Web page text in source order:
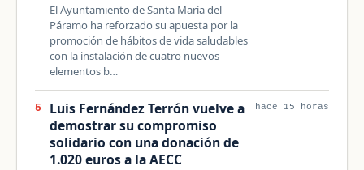
El Ayuntamiento de Santa María del
Páramo ha reforzado su apuesta por la
promoción de hábitos de vida saludables
con la instalación de cuatro nuevos
elementos b…
5
Luis Fernández Terrón vuelve a
demostrar su compromiso
solidario con una donación de
1.020 euros a la AECC
hace 15 horas